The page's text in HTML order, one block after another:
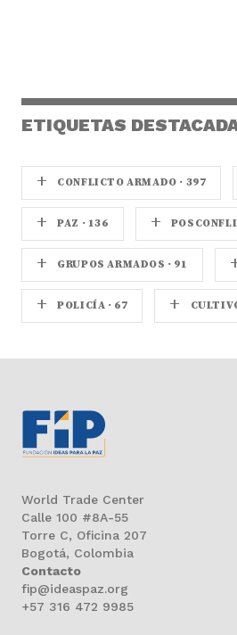
ETIQUETAS
+ CONFLICTO ARMADO · 397
+ PAZ · 136 +
+ GRUPOS ARMADOS · 91
+ POLICÍA · 67 +
World Trade Center
Calle 100 #8A-55
Torre C, Oficina 207
Bogotá, Colombia
Contacto
fip@ideaspaz.org
+57 316 472 9985